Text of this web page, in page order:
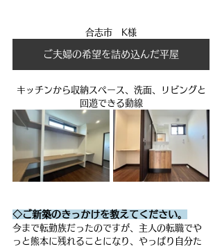
合志市　K様
ご夫婦の希望を詰め込んだ平屋
キッチンから収納スペース、洗面、リビングと
回遊できる動線
◇ご新築のきっかけを教えてください。
今まで転勤族だったのですが、主人の転職でや
っと熊本に残れることになり、やっぱり自分た